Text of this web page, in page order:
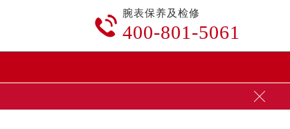

腕表保养及检修
400-801-5061
